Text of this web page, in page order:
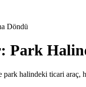
Döndü
Park
halindeki ticari